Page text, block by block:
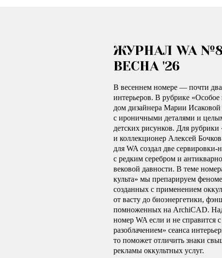
ЖУРНАЛ WA
ВЕСНА '26
В весеннем номере — почти два
интерьеров. В рубрике
дом дизайнера Марии
с ироничными деталями и
детских рисунков. Для рубрики
и коллекционер Алексей
для WA создал две сервировки-
с редким серебром и
вековой давности. В теме
культа» мы препарируем
созданных с применением
от васту до биоэнергетики,
помноженных на ArchiCAD.
номер WA если и не справится
разоблачением» сеанса
то поможет отличить знаки
рекламы оккультных услуг.